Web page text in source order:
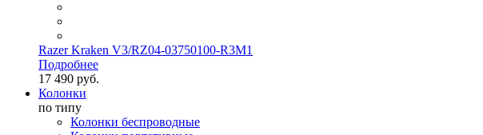
Razer Kraken V3/RZ04-03750100-R3M1
Подробнее
17 490 руб.
Колонки
по типу
Колонки беспроводные